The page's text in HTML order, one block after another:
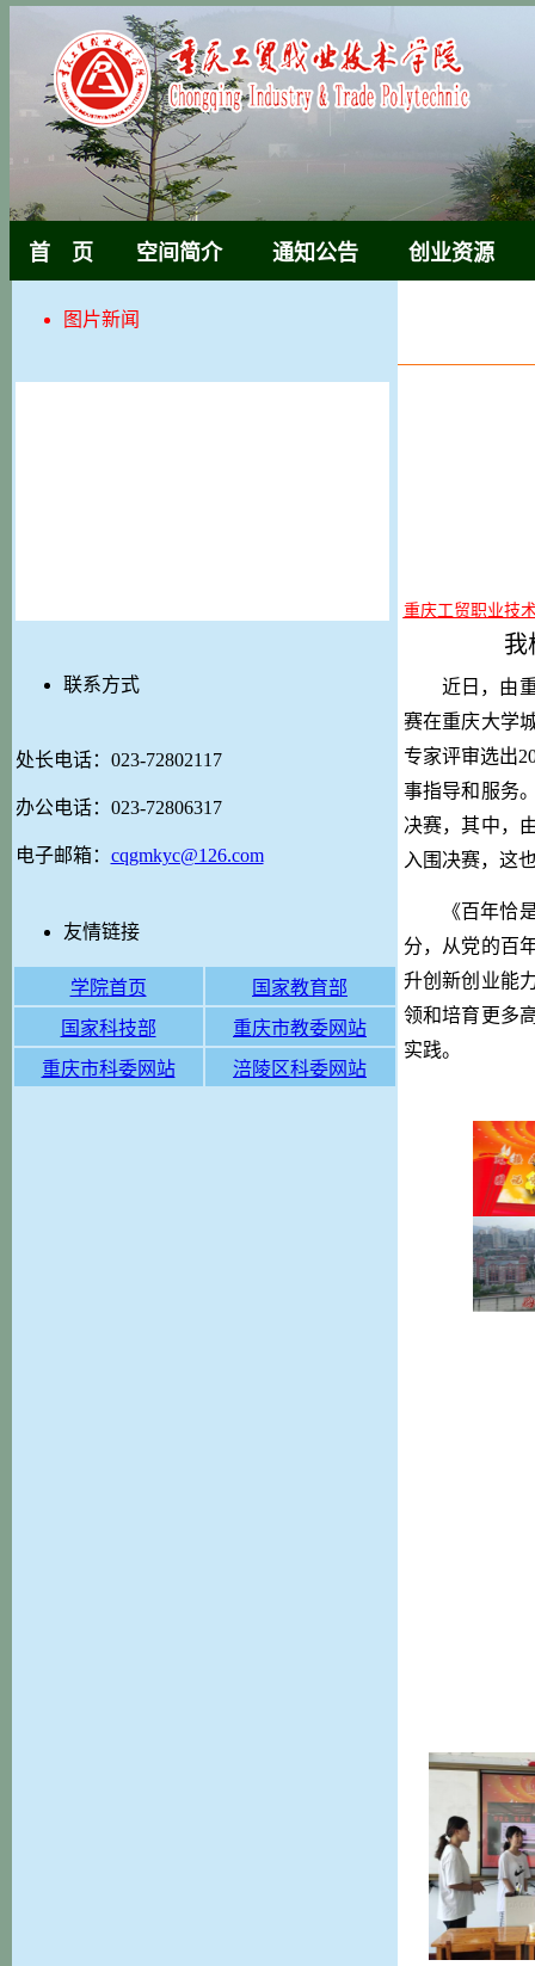
首 页 空间简介 通知公告 创业资源
图片新闻
联系方式
处长电话：023-72802117
办公电话：023-72806317
电子邮箱： cqgmkyc@126.com
友情链接
学院首页
国家教育部
国家科技部
重庆市教委网站
重庆市科委网站
涪陵区科委网站
重庆工贸职业技
我
近日，由
赛在重庆大学
专家评审选出
事指导和服务
决赛，其中，
入围决赛，这
《百年恰
分，从党的百
升创新创业能
领和培育更多
实践。